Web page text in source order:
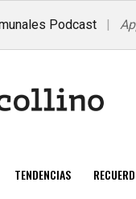
Podcast |
TENDENCIAS